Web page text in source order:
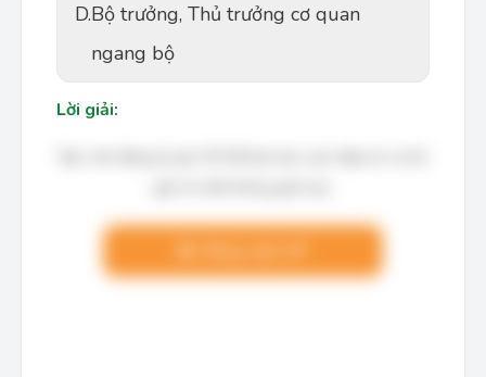
D.Bộ trưởng, Thủ trưởng cơ quan
ngang bộ
Lời giải: